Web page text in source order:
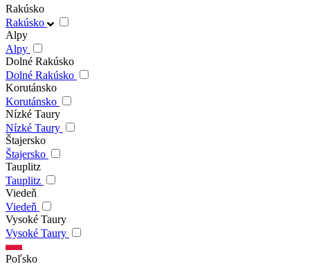
Rakúsko
Rakúsko
Alpy
Alpy
Dolné Rakúsko
Dolné Rakúsko
Korutánsko
Korutánsko
Nízké Taury
Nízké Taury
Štajersko
Štajersko
Tauplitz
Tauplitz
Viedeň
Viedeň
Vysoké Taury
Vysoké Taury
Poľsko